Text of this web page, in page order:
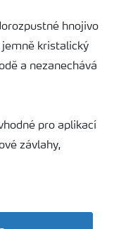
hnojivo
jemně kristalický
a nezanechává
pro aplikací
závlahy,